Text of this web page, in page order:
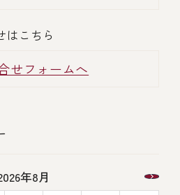
はこちら
せフォームへ
年8月